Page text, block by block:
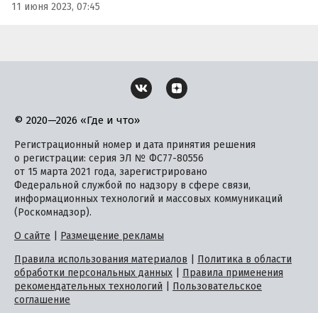
11 июня 2023, 07:45
© 2020—2026 «Где и что»
Регистрационный номер и дата принятия решения
о регистрации: серия ЭЛ № ФС77-80556
от 15 марта 2021 года, зарегистрировано
Федеральной службой по надзору в сфере связи,
информационных технологий и массовых коммуникаций
(Роскомнадзор).
О сайте
Размещение рекламы
Правила использования материалов
Политика в области
обработки персональных данных
Правила применения
рекомендательных технологий
Пользовательское
соглашение